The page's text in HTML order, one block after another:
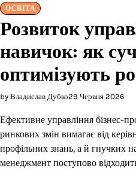
ОСВІТА
Розвиток
навичок: як
оптимізують
by Владислав Дубко29 Червня 2026
Ефективне управління бізнес-
ринкових змін вимагає від
профільних знань, а й гнучких
менеджмент поступово